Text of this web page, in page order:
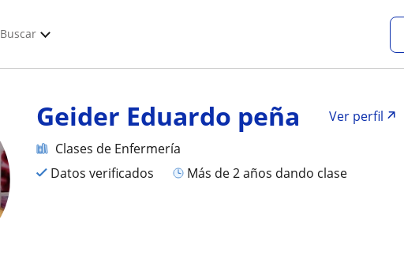
Buscar
Geider Eduardo peña
Ver perfil
Clases de Enfermería
Datos verificados
más de 2 años dando clase